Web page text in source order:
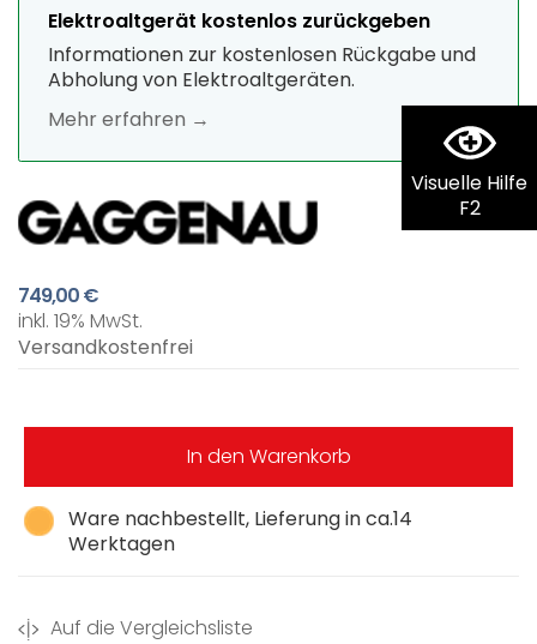
Visuelle Hilfe
F2
Elektroaltgerät kostenlos zurückgeben
Informationen zur kostenlosen Rückgabe und
Abholung von Elektroaltgeräten.
Mehr erfahren →
749,00 €
inkl. 19% MwSt.
Versandkostenfrei
Ware nachbestellt, Lieferung in ca.14
Werktagen
In den Warenkorb
Auf die Vergleichsliste